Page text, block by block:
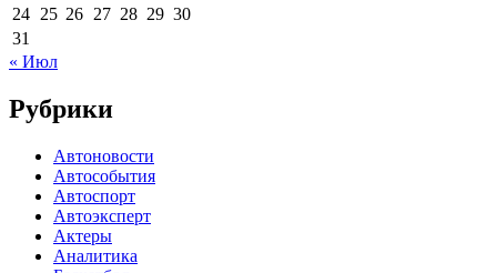
24 25 26 27 28 29 30
31
« Июл
Рубрики
Автоновости
Автособытия
Автоспорт
Автоэксперт
Актеры
Аналитика